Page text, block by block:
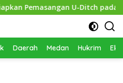
U-Ditch pada 2027
Daerah Medan Hukrim